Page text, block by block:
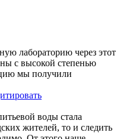
лабораторию через этот
с высокой степенью
мы получили
воды стала
жителей, то и следить